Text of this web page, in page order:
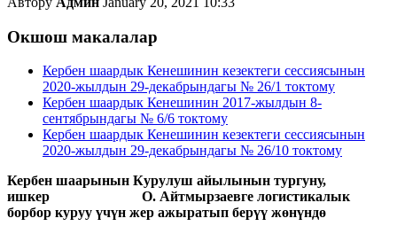
Окшош макалалар
Кербен шаардык Кенешинин кезектеги сессиясынын
2020-жылдын 29-декабрындагы № 26/1 токтому
Кербен шаардык Кенешинин 2017-жылдын 8-
сентябрындагы № 6/6 токтому
Кербен шаардык Кенешинин кезектеги сессиясынын
2020-жылдын 29-декабрындагы № 26/10 токтому
Кербен шаарынын Курулуш айылынын тургуну,
ишкер О. Айтмырзаевге логистикалык
борбор куруу үчүн жер ажыратып берүү жөнүндө